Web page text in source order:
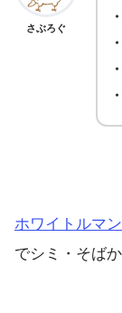
さぶろぐ
ホワイトルマン
でシミ・そば